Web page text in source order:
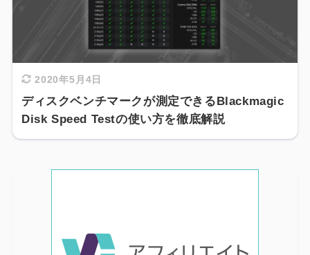
2020年5月4日
ディスクベンチマークが測定できるBlackmagic
Disk Speed Testの使い方を徹底解説